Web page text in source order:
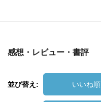
感想・レビュー・書評
並び替え: いいね順